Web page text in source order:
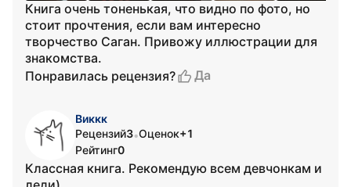
Книга очень тоненькая, что видно по фото, но
стоит прочтения, если вам интересно
творчество Саган. Привожу иллюстрации для
знакомства.
Понравилась рецензия?
Да
Виккк
Рецензий3•Оценок+1
Рейтинг0
Классная книга. Рекомендую всем девчонкам и